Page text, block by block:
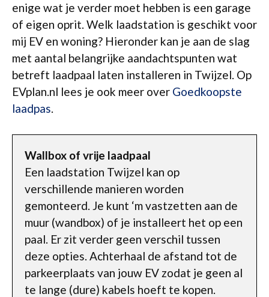
enige wat je verder moet hebben is een garage
of eigen oprit. Welk laadstation is geschikt voor
mij EV en woning? Hieronder kan je aan de slag
met aantal belangrijke aandachtspunten wat
betreft laadpaal laten installeren in Twijzel. Op
EVplan.nl lees je ook meer over Goedkoopste
laadpas.
Wallbox of vrije laadpaal
Een laadstation Twijzel kan op
verschillende manieren worden
gemonteerd. Je kunt ‘m vastzetten aan de
muur (wandbox) of je installeert het op een
paal. Er zit verder geen verschil tussen
deze opties. Achterhaal de afstand tot de
parkeerplaats van jouw EV zodat je geen al
te lange (dure) kabels hoeft te kopen.